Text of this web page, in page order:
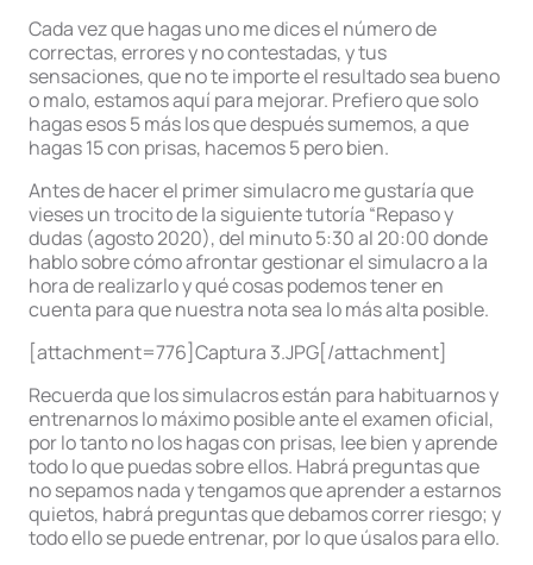
Cada vez que hagas uno me dices el número de
correctas, errores y no contestadas, y tus
sensaciones, que no te importe el resultado sea bueno
o malo, estamos aquí para mejorar. Prefiero que solo
hagas esos 5 más los que después sumemos, a que
hagas 15 con prisas, hacemos 5 pero bien.
Antes de hacer el primer simulacro me gustaría que
vieses un trocito de la siguiente tutoría “Repaso y
dudas (agosto 2020), del minuto 5:30 al 20:00 donde
hablo sobre cómo afrontar gestionar el simulacro a la
hora de realizarlo y qué cosas podemos tener en
cuenta para que nuestra nota sea lo más alta posible.
[attachment=776]Captura 3.JPG[/attachment]
Recuerda que los simulacros están para habituarnos y
entrenarnos lo máximo posible ante el examen oficial,
por lo tanto no los hagas con prisas, lee bien y aprende
todo lo que puedas sobre ellos. Habrá preguntas que
no sepamos nada y tengamos que aprender a estarnos
quietos, habrá preguntas que debamos correr riesgo; y
todo ello se puede entrenar, por lo que úsalos para ello.